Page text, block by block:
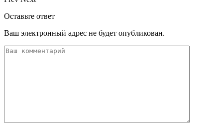
Оставьте ответ
Ваш электронный адрес не будет опубликован.